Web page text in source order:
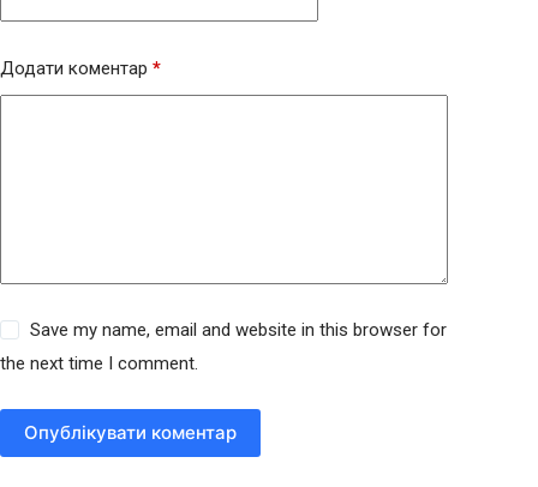
Додати коментар *
Save my name, email and website in this browser for
the next time I comment.
Опублікувати коментар